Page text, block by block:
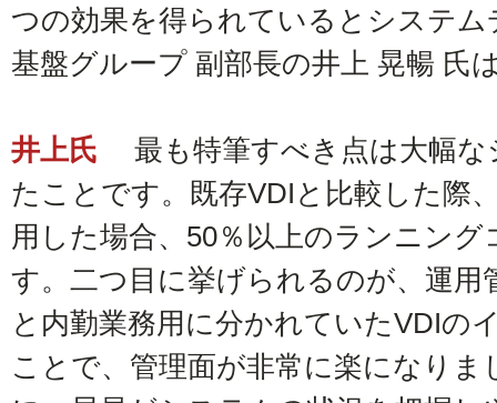
つの効果を得られているとシステ
基盤グループ 副部長の井上 晃暢 氏
井上氏
最も特筆すべき点は大幅
たことです。既存VDIと比較した際
用した場合、50％以上のランニン
す。二つ目に挙げられるのが、運用
と内勤業務用に分かれていたVDIの
ことで、管理面が非常に楽になりま